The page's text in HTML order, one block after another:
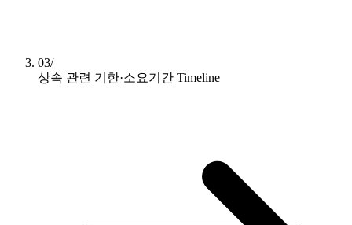
03/
상속 관련 기한·소요기간 Timeline